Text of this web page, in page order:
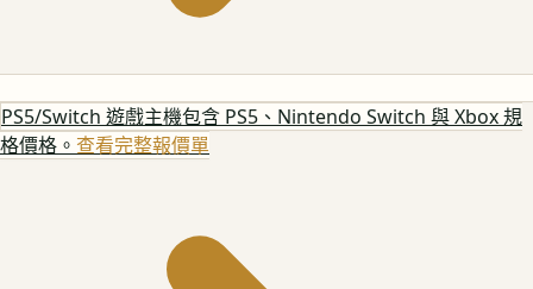
PS5/Switch 遊戲主機包含 PS5、Nintendo Switch 與 Xbox 規
格價格。 查看完整報價單